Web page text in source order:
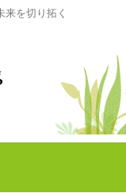
を切り拓く